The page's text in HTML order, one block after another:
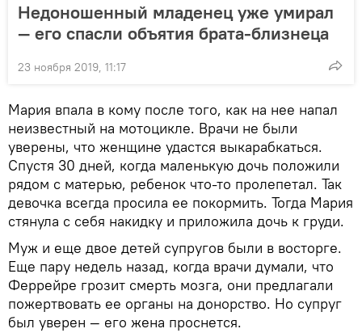
Недоношенный младенец уже умирал
— его спасли объятия брата-близнеца
23 ноября 2019, 11:17
Мария впала в кому после того, как на нее напал
неизвестный на мотоцикле. Врачи не были
уверены, что женщине удастся выкарабкаться.
Спустя 30 дней, когда маленькую дочь положили
рядом с матерью, ребенок что-то пролепетал. Так
девочка всегда просила ее покормить. Тогда Мария
стянула с себя накидку и приложила дочь к груди.
Муж и еще двое детей супругов были в восторге.
Еще пару недель назад, когда врачи думали, что
Феррейре грозит смерть мозга, они предлагали
пожертвовать ее органы на донорство. Но супруг
был уверен — его жена проснется.